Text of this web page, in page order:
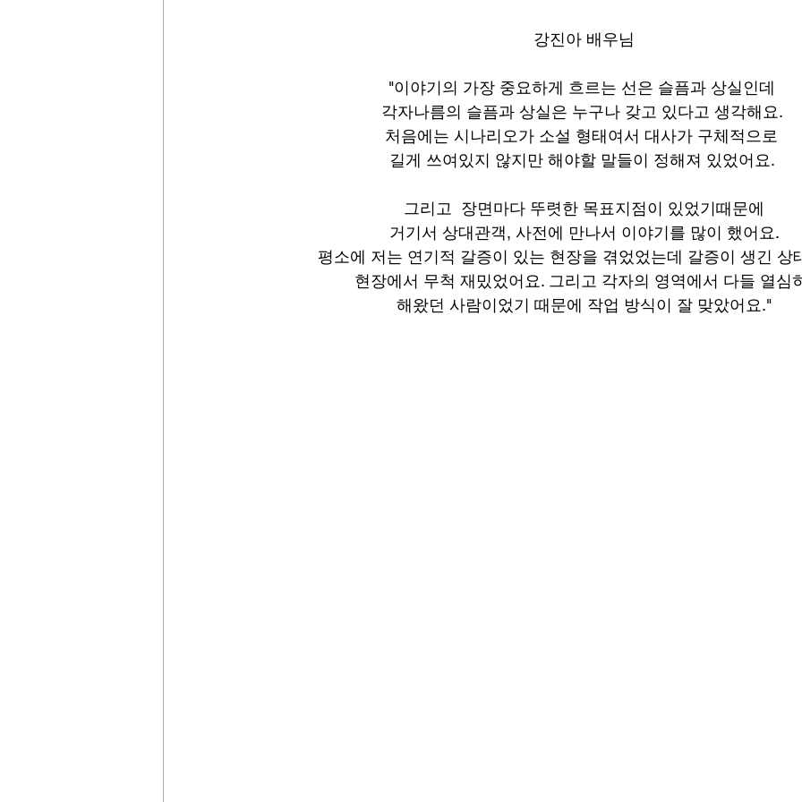
강진아 배우님
"이야기의 가장 중요하게 흐르는 선은 슬픔과 상실인데
각자나름의 슬픔과 상실은 누구나 갖고 있다고 생각해요.
처음에는 시나리오가 소설 형태여서 대사가 구체적으로
길게 쓰여있지 않지만 해야할 말들이 정해져 있었어요.
그리고  장면마다 뚜렷한 목표지점이 있었기때문에
거기서 상대관객, 사전에 만나서 이야기를 많이 했어요.
평소에 저는 연기적 갈증이 있는 현장을 겪었었는데 갈증이 생긴 상
현장에서 무척 재밌었어요. 그리고 각자의 영역에서 다들 열심
해왔던 사람이었기 때문에 작업 방식이 잘 맞았어요."